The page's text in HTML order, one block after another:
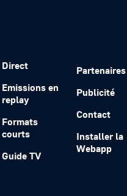
Direct
Emissions en
replay
Formats
courts
Guide TV
Partenaires
Publicité
Contact
Installer la
Webapp